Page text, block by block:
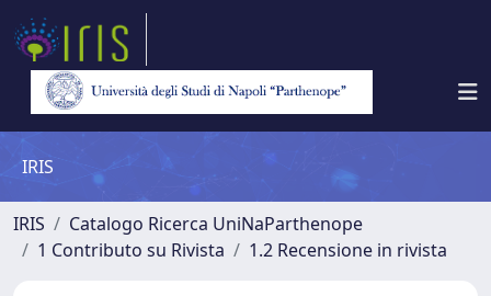
IRIS
IRIS
Catalogo Ricerca UniNaParthenope
1 Contributo su Rivista
1.2 Recensione in rivista